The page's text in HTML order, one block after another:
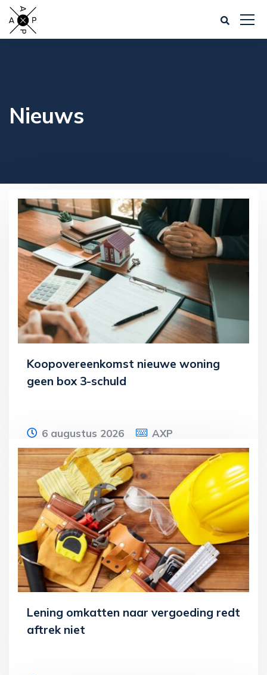
Nieuws
Koopovereenkomst nieuwe woning
geen box 3-schuld
6 augustus 2026 AXP
Een vrouw verkoopt haar woning. In
hetzelfde jaar sluit zij een voorlopige
koopovereenkomst voor een nieuwe
woning. Deze
Lees meer
Lening omkatten naar vergoeding redt
aftrek niet